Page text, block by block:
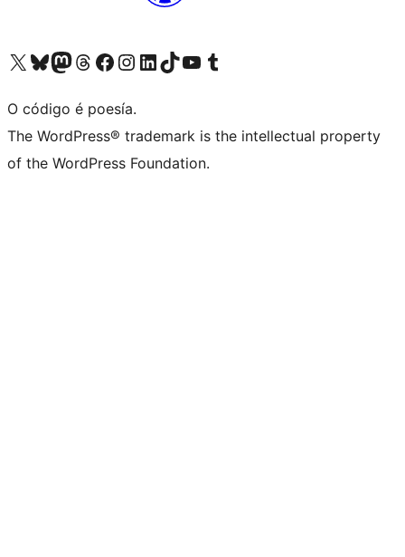
Visita la cuenta de X (anteriormente Twitter)
Visita a nosa conta de Bluesky
Visita a nosa conta de Mastodon
Visita a nosa conta de Threads
Visita a nosa páxina de Facebook
Visita a nosa conta de Instagram
Visita a nosa conta de LinkedIn
Visita a nosa conta de TikTok
Visita a nosa canle de YouTube
Visita a nosa conta de Tumblr
O código é poesía.
The WordPress® trademark is the intellectual property
of the WordPress Foundation.